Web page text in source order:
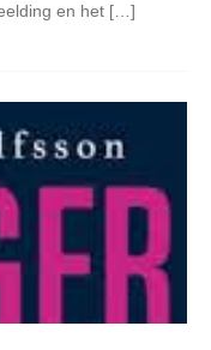
en het […]